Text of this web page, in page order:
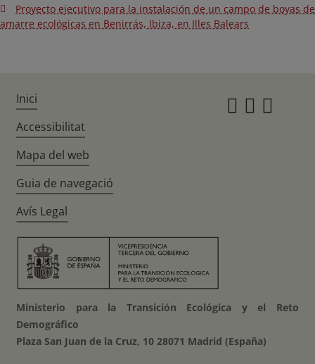
Proyecto ejecutivo para la instalación de un campo de boyas de
amarre ecológicas en Benirrás, Ibiza, en Illes Balears
Inici
Accessibilitat
Mapa del web
Guia de navegació
Avís Legal
Ministerio para la Transición Ecológica y el Reto
Demográfico
Plaza San Juan de la Cruz, 10 28071 Madrid (España)